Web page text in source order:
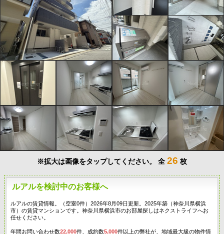
※拡大は画像をタップしてください。 全 26 枚
ルアルを検討中のお客様へ
ルアルの賃貸情報。（空室0件）2026年8月09日更新。2025年築（神奈川県横浜
市）の賃貸マンションです。神奈川県横浜市のお部屋探しはネクストライフへお
任せください。
年間お問い合わせ数22,000件、成約数5,000件以上の弊社が、地域最大級の物件情